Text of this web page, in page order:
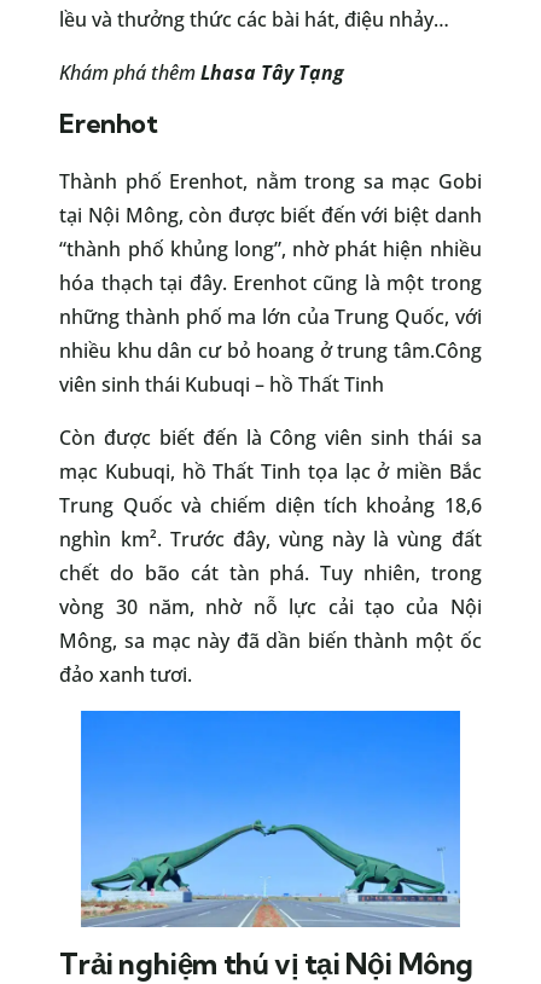
lều và thưởng thức các bài hát, điệu nhảy…
Khám phá thêmLhasa Tây Tạng
Erenhot
Thành phố Erenhot, nằm trong sa mạc Gobi
tại Nội Mông, còn được biết đến với biệt danh
“thành phố khủng long”, nhờ phát hiện nhiều
hóa thạch tại đây. Erenhot cũng là một trong
những thành phố ma lớn của Trung Quốc, với
nhiều khu dân cư bỏ hoang ở trung tâm.Công
viên sinh thái Kubuqi – hồ Thất Tinh
Còn được biết đến là Công viên sinh thái sa
mạc Kubuqi, hồ Thất Tinh tọa lạc ở miền Bắc
Trung Quốc và chiếm diện tích khoảng 18,6
nghìn km². Trước đây, vùng này là vùng đất
chết do bão cát tàn phá. Tuy nhiên, trong
vòng 30 năm, nhờ nỗ lực cải tạo của Nội
Mông, sa mạc này đã dần biến thành một ốc
đảo xanh tươi.
Trải nghiệm thú vị tại Nội Mông